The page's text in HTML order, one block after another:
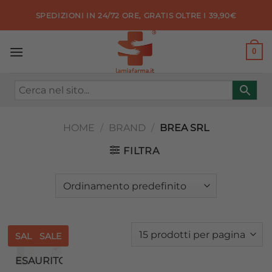
SPEDIZIONI IN 24/72 ORE, GRATIS OLTRE I 39,90€
0
HOME / BRAND / BREA SRL
FILTRA
SALE SALE
alla lista
ESAURITO